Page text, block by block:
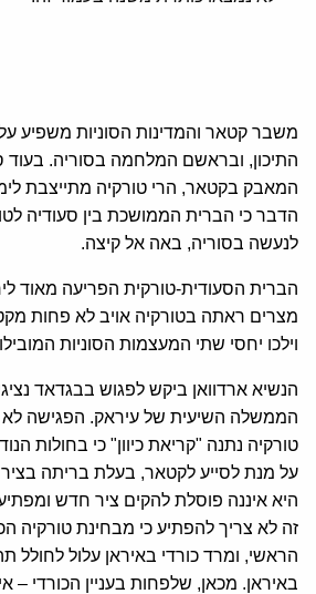
משבר קטאר והמדינות הסוניות משפיע
התיכון, ובראשם המלחמה בסוריה. בעוד
המאבק בקטאר, הרי טורקיה מתייצבת
הדבר כי הברית הממושכת בין סעודיה
לנעשה בסוריה, באה אל קיצה.
הברית הסעודית-טורקית הפריעה מאוד
מצרים ראתה בטורקיה אויב לא פחות
וילכו יחסי שתי המעצמות הסוניות
הנשיא ארדוואן ביקש לפגוש בבגדאד
הממשלה השיעית של עיראק. הפגישה לא
טורקיה נתנה "קריאת כיוון" כי בחולות
על מנת לסייע לקטאר, בעלת בריתה
היא איננה פוסלת להקים ציר חדש
זה לא צריך להפתיע כי מבחינת טורקיה
הראשי, ומרד כורדי באיראן עלול לחולל
באיראן. מכאן, שלפחות בעניין הכורדי –